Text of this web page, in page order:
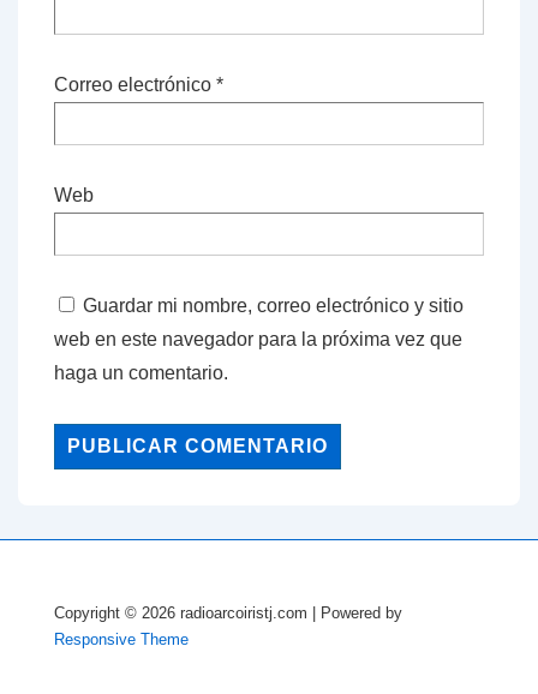
Correo electrónico *
Web
Guardar mi nombre, correo electrónico y sitio
web en este navegador para la próxima vez que
haga un comentario.
Copyright © 2026 radioarcoiristj.com
| Powered by
Responsive Theme